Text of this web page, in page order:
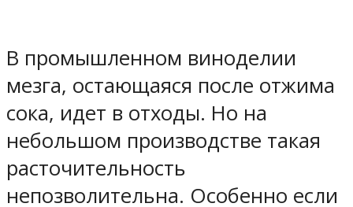
В промышленном виноделии
мезга, остающаяся после отжима
сока, идет в отходы. Но на
небольшом производстве такая
расточительность
непозволительна. Особенно если